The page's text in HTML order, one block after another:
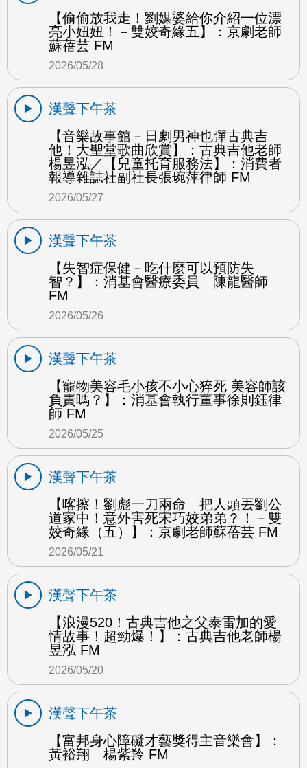
【偷偷放我走！劉媒婆給你介紹一位漂
亮小妞妞！－雙姣奇緣五】：京劇老師
蘇蓓芸 FM
2026/05/28
漢聲下午茶
【音樂故事館－日劇男神也彈古典吉
他！大聖堂歌曲欣賞】：古典吉他老師
楊昱泓／【兒童托育服務法】：消費者
報導雜誌社副社長張琬萍律師 FM
2026/05/27
漢聲下午茶
【失智症保健－吃什麼可以預防失
智？】：消基會醫療委員 陳龍醫師
FM
2026/05/26
漢聲下午茶
【寵物美容毛小孩不小心猝死 美容師該
負責嗎？】：消基會執行董事徐則鈺律
師 FM
2026/05/25
漢聲下午茶
【喀擦！劉彪一刀兩命 把人頭丟劉公
道家中！意外害死宋巧姣弟弟？！－雙
姣奇緣（五）】：京劇老師蘇蓓芸 FM
2026/05/21
漢聲下午茶
【浪漫520！古典吉他之父泰雷加的愛
情故事！超勁爆！】：古典吉他老師楊
昱泓 FM
2026/05/20
漢聲下午茶
【富邦身心障礙才藝獎得主音樂會】：
黃裕翔 楊紫羚 FM